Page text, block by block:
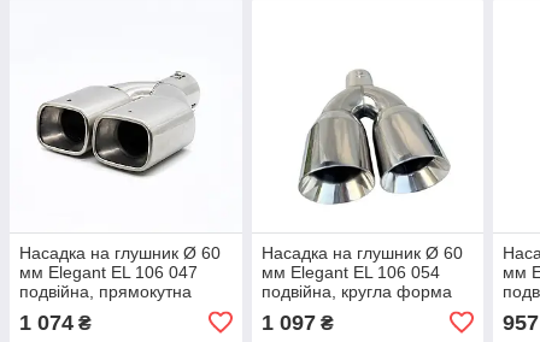
Насадка на глушник Ø 60
мм Elegant EL 106 047
подвійна, прямокутна
1 074 ₴
Насадка на глушник Ø 60
мм Elegant EL 106 054
подвійна, кругла форма
1 097₴
мм
957